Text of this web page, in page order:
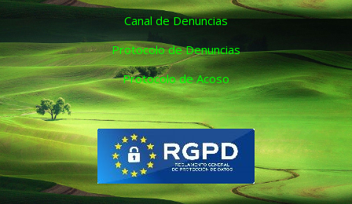
Canal de Denuncias
Protocolo de Denuncias
Protocolo de Acoso